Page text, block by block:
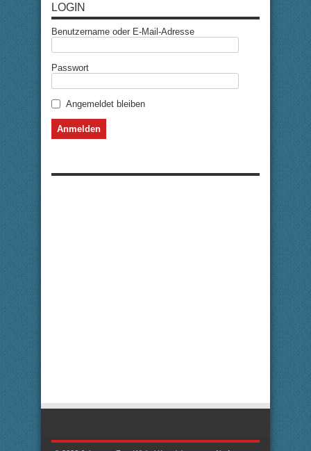
LOGIN
Benutzername oder E-Mail-Adresse
Passwort
Angemeldet bleiben